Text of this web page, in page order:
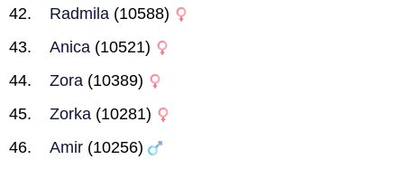
Radmila (10588)
Anica (10521)
Zora (10389)
Zorka (10281)
Amir (10256)